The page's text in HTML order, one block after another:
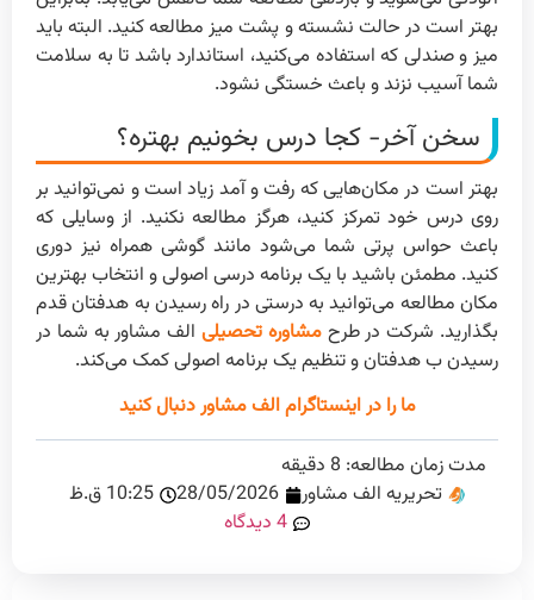
بهتر است در حالت نشسته و پشت میز مطالعه کنید. البته باید
میز و صندلی که استفاده می‌کنید، استاندارد باشد تا به سلامت
شما آسیب نزند و باعث خستگی نشود.
سخن آخر- کجا درس بخونیم بهتره؟
بهتر است در مکان‌هایی که رفت و آمد زیاد است و نمی‌توانید بر
روی درس خود تمرکز کنید، هرگز مطالعه نکنید. از وسایلی که
باعث حواس پرتی شما می‌شود مانند گوشی همراه نیز دوری
کنید. مطمئن باشید با یک برنامه درسی اصولی و انتخاب بهترین
مکان مطالعه می‌توانید به درستی در راه رسیدن به هدفتان قدم
بگذارید. شرکت در طرح مشاوره تحصیلی الف مشاور به شما در
رسیدن ب هدفتان و تنظیم یک برنامه اصولی کمک می‌کند.
ما را در اینستاگرام الف مشاور دنبال کنید
مدت زمان مطالعه: 8 دقیقه
تحریریه الف مشاور
28/05/2026
10:25 ق.ظ
4 دیدگاه